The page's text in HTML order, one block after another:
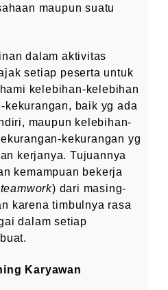
maupun suatu
dalam aktivitas
setiap peserta untuk
kelebihan-kelebihan
kekurangan, baik yg ada
maupun kelebihan-
kekurangan yg
kerjanya. Tujuannya
kemampuan bekerja
teamwork) dari masing-
karena timbulnya rasa
dalam setiap
Karyawan